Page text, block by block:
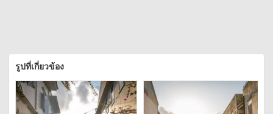
รูปที่เกี่ยวข้อง